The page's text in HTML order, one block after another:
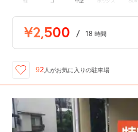
軽 コ 中型 ボックス SUV
¥2,500 / 18 時間
92 人がお気に入りの駐車場